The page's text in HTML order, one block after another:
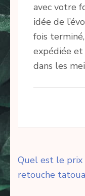
avec votre
idée de
fois
expédiée
dans les
de
Quel est le prix
retouche